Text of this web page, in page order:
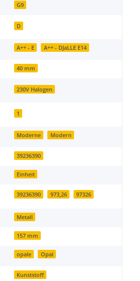
G9
D
A++ - E A++ - DJaLLE E14
40 mm
230V Halogen
1
Moderne Modern
39236390
Einheit
39236390 973,26 97326
Metall
157 mm
opale Opal
Kunststoff